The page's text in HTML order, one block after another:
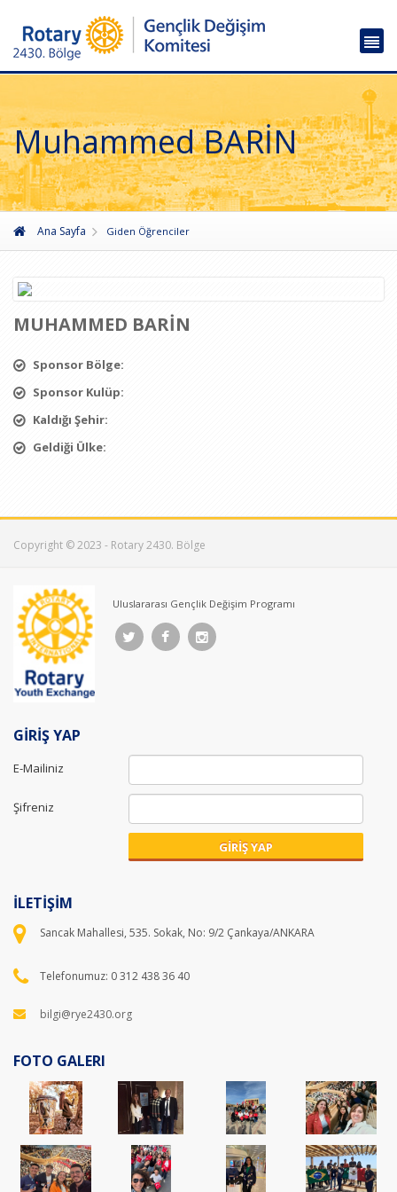
Muhammed BARİN
Ana Sayfa Giden Öğrenciler
MUHAMMED BARİN
Sponsor Bölge:
Sponsor Kulüp:
Kaldığı Şehir:
Geldiği Ülke:
Copyright © 2023 - Rotary 2430. Bölge
Uluslararası Gençlik Değişim Programı
GİRİŞ YAP
E-Mailiniz
Şifreniz
GİRİŞ YAP
İLETİŞİM
Sancak Mahallesi, 535. Sokak, No: 9/2 Çankaya/ANKARA
Telefonumuz: 0 312 438 36 40
bilgi@rye2430.org
FOTO GALERI